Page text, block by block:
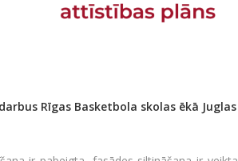
Rīgas Basketbola skolas ēkā Juglas